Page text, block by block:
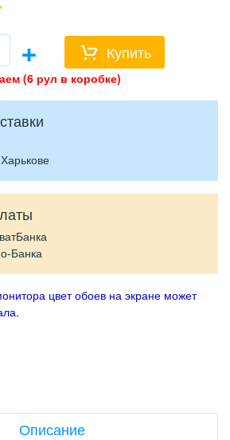
+ Купить
(6 рул в коробке)
Банка
цвет обоев на экране может
Описание